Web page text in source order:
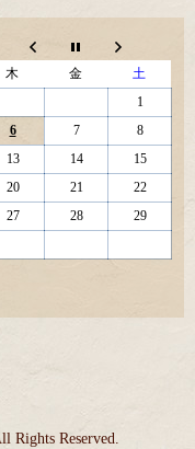
木 金
土
1
6 7
8
13 14
15
20 21
22
27 28
29
Rights Reserved.